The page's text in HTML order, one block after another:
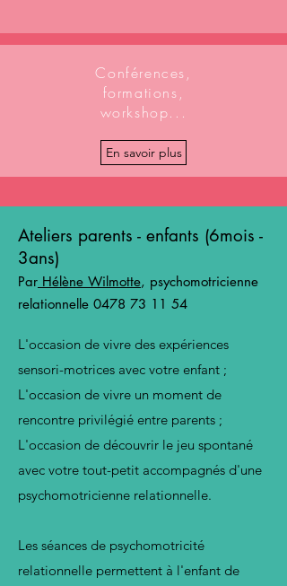
Conférences,
formations,
workshop...
En savoir plus
Ateliers parents - enfants (6mois -
3ans)
Par Hélène Wilmotte, psychomotricienne
relationnelle 0478 73 11 54
L'occasion de vivre des expériences
sensori-motrices avec votre enfant ;
L'occasion de vivre un moment de
rencontre privilégié entre parents ;
L'occasion de découvrir le jeu spontané
avec votre tout-petit accompagnés d'une
psychomotricienne relationnelle.
Les séances de psychomotricité
relationnelle permettent à l'enfant de